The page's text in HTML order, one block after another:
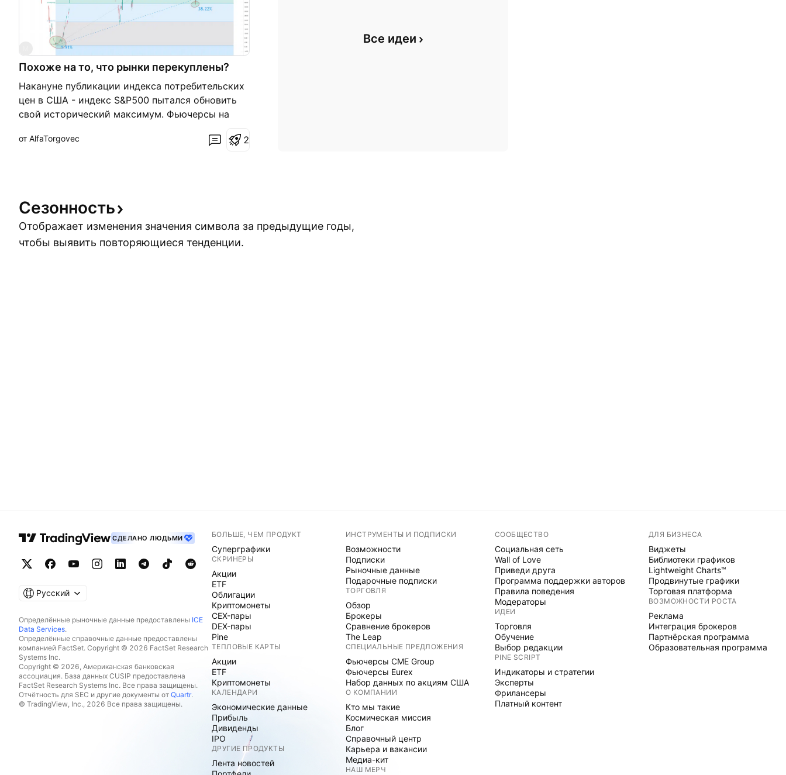
Похоже на то, что рынки перекуплены?
Накануне публикации индекса потребительских
цен в США - индекс S&P500 пытался обновить
свой исторический максимум. Фьючерсы на
акций находящихся выше 50 дневной
от AlfaTorgovec 2
Все идеи
Сезонность
Отображает изменения значения символа за предыдущие годы,
чтобы выявить повторяющиеся тенденции.
СДЕЛАНО ЛЮДЬМИ
Русский
Определённые рыночные данные предоставлены ICE
Data Services.
Определённые справочные данные предоставлены
компанией FactSet. Copyright © 2026 FactSet Research
Systems Inc.
Copyright © 2026, Американская банковская
ассоциация. База данных CUSIP предоставлена
FactSet Research Systems Inc. Все права защищены.
Отчётность для SEC и другие документы от Quartr.
© TradingView, Inc., 2026 Все права защищены.
БОЛЬШЕ, ЧЕМ ПРОДУКТ
Суперграфики
СКРИНЕРЫ
Акции
ETF
Облигации
Криптомонеты
CEX-пары
DEX-пары
Pine
ТЕПЛОВЫЕ КАРТЫ
Акции
ETF
Криптомонеты
КАЛЕНДАРИ
Экономические данные
Прибыль
Дивиденды
IPO
ДРУГИЕ ПРОДУКТЫ
Лента новостей
ИНСТРУМЕНТЫ И ПОДПИСКИ
Возможности
Подписки
Рыночные данные
Подарочные подписки
ТОРГОВЛЯ
Обзор
Брокеры
Сравнение брокеров
The Leap
СПЕЦИАЛЬНЫЕ ПРЕДЛОЖЕНИЯ
Фьючерсы CME Group
Фьючерсы Eurex
Набор данных по акциям США
О КОМПАНИИ
Кто мы такие
Космическая миссия
Блог
Справочный центр
Карьера и вакансии
Медиа-кит
НАШ МЕРЧ
СООБЩЕСТВО
Социальная сеть
Wall of Love
Приведи друга
Программа поддержки авторов
Правила поведения
Модераторы
ИДЕИ
Торговля
Обучение
Выбор редакции
PINE SCRIPT
Индикаторы и стратегии
Эксперты
Фрилансеры
Платный контент
ДЛЯ БИЗНЕСА
Виджеты
Библиотеки графиков
Lightweight Charts™
Продвинутые графики
Торговая платформа
ВОЗМОЖНОСТИ РОСТА
Реклама
Интеграция брокеров
Партнёрская программа
Образовательная программа